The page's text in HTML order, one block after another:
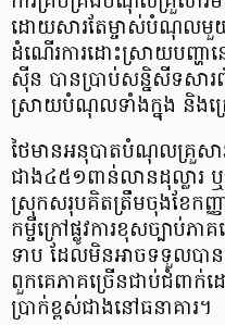
ដោយសារតែម្ចាស់បំណុលមួ
ដំណើរការដោះស្រាយបញ្ហា
ស៊ីន បានប្រាប់សន្និសីទសារ
ស្រាយបំណុលទាំងក្នុង និងក្រ
ថៃមានអនុបាតបំណុលគ្រួស
ជាង៤៥១ពាន់លានដុល្លារ
ស្រុកសរុបគិតត្រឹមចុងខែកញ្
កម្ចីក្រៅផ្លូវការខុសច្បាប់
ទាប ដែលមិនអាចទទួលបានប្
ពួកគេភាគច្រើនជាប់ជំពា
ប្រាក់ខ្ពស់ជាងនៅធនាគារ។